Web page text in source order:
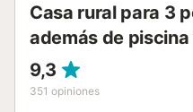
Casa rural para 3
además de piscina
9,3
351 opiniones